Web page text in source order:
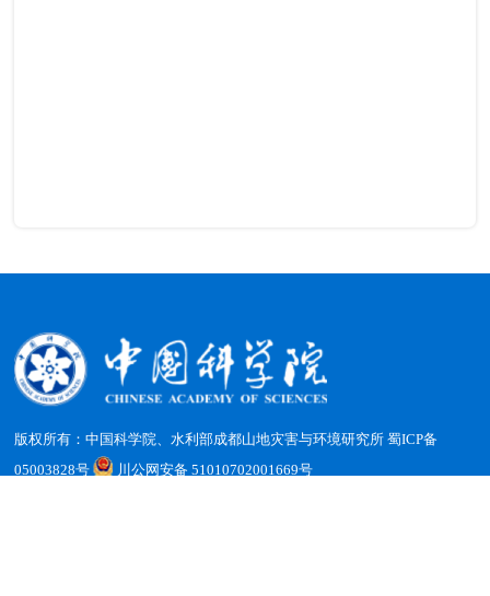
版权所有：中国科学院、水利部成都山地灾害与环境研究所蜀ICP备
05003828号
川公网安备 51010702001669号